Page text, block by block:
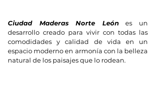
Ciudad Maderas Norte Leónes un
desarrollo creado para vivir con todas las
comodidades y calidad de vida en un
espacio moderno en armonía con la belleza
natural de los paisajes que lo rodean.